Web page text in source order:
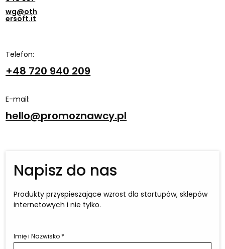
wg@oth
ersoft.it
Napisz do nas
Produkty przyspieszające wzrost dla startupów, sklepów
internetowych i nie tylko.
Imię i Nazwisko *
Telefon:
+48 720 940 209
E-mail:
hello@promoznawcy.pl